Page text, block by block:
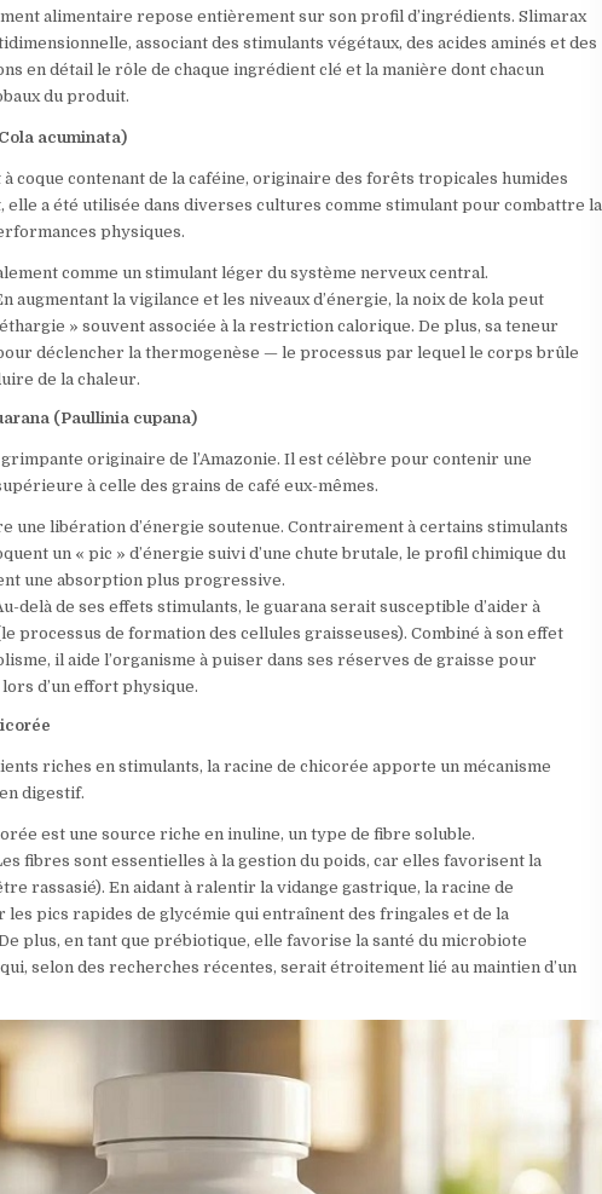
alimentaire repose entièrement sur son profil d’ingrédients. Slimarax
associant des stimulants végétaux, des acides aminés et des
en détail le rôle de chaque ingrédient clé et la manière dont chacun
du produit.
acuminata)
coque contenant de la caféine, originaire des forêts tropicales humides
elle a été utilisée dans diverses cultures comme stimulant pour combattre la
physiques.
comme un stimulant léger du système nerveux central.
augmentant la vigilance et les niveaux d’énergie, la noix de kola peut
» souvent associée à la restriction calorique. De plus, sa teneur
déclencher la thermogenèse — le processus par lequel le corps brûle
de la chaleur.
(Paullinia cupana)
originaire de l’Amazonie. Il est célèbre pour contenir une
à celle des grains de café eux-mêmes.
une libération d’énergie soutenue. Contrairement à certains stimulants
un « pic » d’énergie suivi d’une chute brutale, le profil chimique du
une absorption plus progressive.
delà de ses effets stimulants, le guarana serait susceptible d’aider à
processus de formation des cellules graisseuses). Combiné à son effet
il aide l’organisme à puiser dans ses réserves de graisse pour
d’un effort physique.
riches en stimulants, la racine de chicorée apporte un mécanisme
digestif.
est une source riche en inuline, un type de fibre soluble.
fibres sont essentielles à la gestion du poids, car elles favorisent la
rassasié). En aidant à ralentir la vidange gastrique, la racine de
pics rapides de glycémie qui entraînent des fringales et de la
plus, en tant que prébiotique, elle favorise la santé du microbiote
selon des recherches récentes, serait étroitement lié au maintien d’un